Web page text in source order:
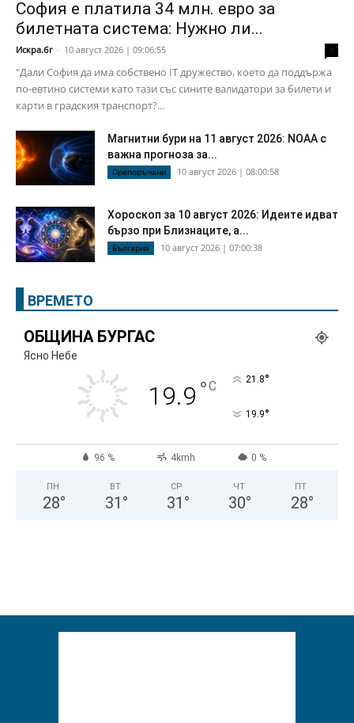
София е платила 34 млн. евро за
билетната система: Нужно ли...
Искра.бг - 10 август 2026 | 09:06:55
"Дали София да има собствено IT дружество, което да поддържа
по-евтино системи като тази със сините валидатори за билети и
карти в градския транспорт?...
Магнитни бури на 11 август 2026: NOAA с
важна прогноза за...
Препоръчани 10 август 2026 | 08:00:58
Хороскоп за 10 август 2026: Идеите идват
бързо при Близнаците, а...
България 10 август 2026 | 07:00:38
ВРЕМЕТО
ОБЩИНА БУРГАС
Ясно Небе
19.9 °C 21.8°
19.9°
96 % 4kmh 0 %
ПН
28°
ВТ
31 °
СР
31 °
ЧТ
30°
ПТ
28°